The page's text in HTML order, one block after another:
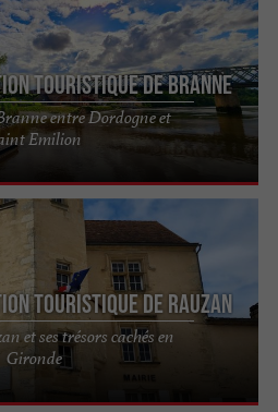
Touristique de Branne
entre Dordogne et
Emilion
Touristique de Rauzan
et ses trésors cachés en
Gironde